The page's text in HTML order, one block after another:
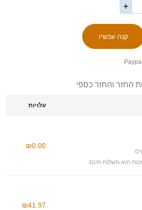
+
החזר והחזר כספי
עלויות
הוא משלוח חינם
₪0.00
₪41.97